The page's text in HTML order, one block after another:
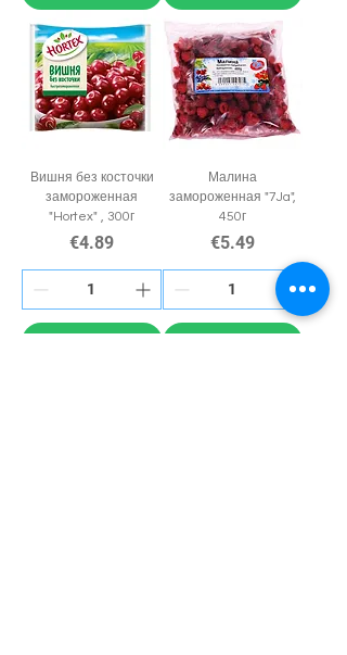
Вишня без косточки
замороженная
"Hortex" , 300г
Price
€4.89
Малина
замороженная "7Ja",
450г
Price
€5.49